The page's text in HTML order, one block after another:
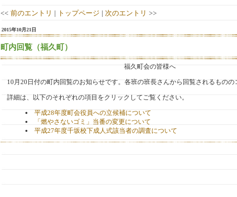
<<前のエントリ | トップページ | 次のエントリ >>
2015年10月21日
町内回覧（福久町）
福久町会の皆様へ
10月20日付の町内回覧のお知らせです。各班の班長さんから回覧されるものの
詳細は、以下のそれぞれの項目をクリックしてご覧ください。
平成28年度町会役員への立候補について
「燃やさないゴミ」当番の変更について
平成27年度千坂校下成人式該当者の調査について